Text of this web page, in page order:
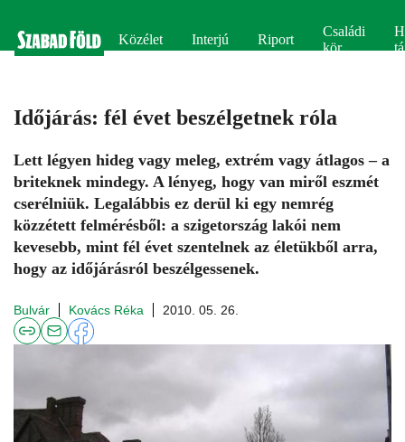
Közélet Interjú Riport
Családi
kör
Időjárás: fél évet beszélgetnek róla
Lett légyen hideg vagy meleg, extrém vagy átlagos – a
briteknek mindegy. A lényeg, hogy van miről eszmét
cserélniük. Legalábbis ez derül ki egy nemrég
közzétett felmérésből: a szigetország lakói nem
kevesebb, mint fél évet szentelnek az életükből arra,
hogy az időjárásról beszélgessenek.
Bulvár Kovács Réka 2010. 05. 26.